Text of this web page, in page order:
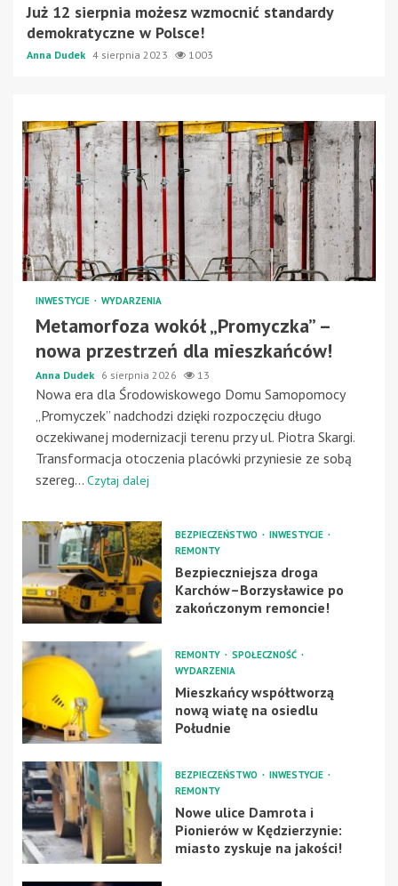
Już 12 sierpnia możesz wzmocnić standardy
demokratyczne w Polsce!
Anna Dudek 4 sierpnia 2023 1003
INWESTYCJE WYDARZENIA
Metamorfoza wokół „Promyczka” –
nowa przestrzeń dla mieszkańców!
Anna Dudek 6 sierpnia 2026 13
Nowa era dla Środowiskowego Domu Samopomocy
„Promyczek” nadchodzi dzięki rozpoczęciu długo
oczekiwanej modernizacji terenu przy ul. Piotra Skargi.
Transformacja otoczenia placówki przyniesie ze sobą
szereg... Czytaj dalej
BEZPIECZEŃSTWO
INWESTYCJE
REMONTY
Bezpieczniejsza droga
Karchów–Borzysławice po
zakończonym remoncie!
REMONTY
SPOŁECZNOŚĆ
WYDARZENIA
Mieszkańcy współtworzą
nową wiatę na osiedlu
Południe
BEZPIECZEŃSTWO
INWESTYCJE
REMONTY
Nowe ulice Damrota i
Pionierów w Kędzierzynie:
miasto zyskuje na jakości!